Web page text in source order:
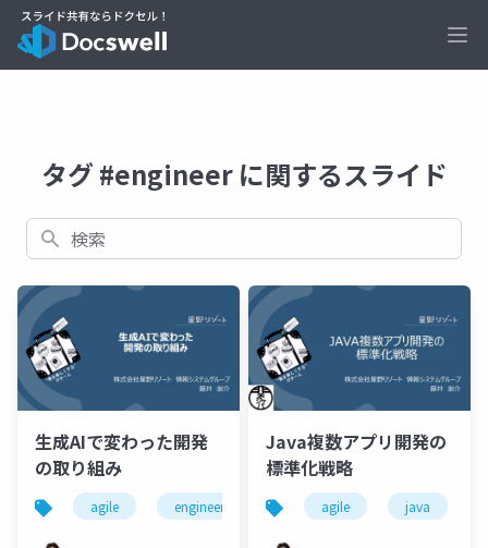
タグ #engineer に関するスライド
検索
生成AIで変わった開発
の取り組み
agile engineer ai design figma
Java複数アプリ開発の
標準化戦略
agile java